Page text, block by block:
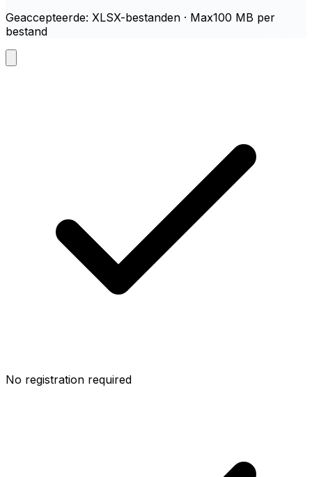
Geaccepteerde: XLSX-bestanden · Max100 MB per
bestand
No registration required